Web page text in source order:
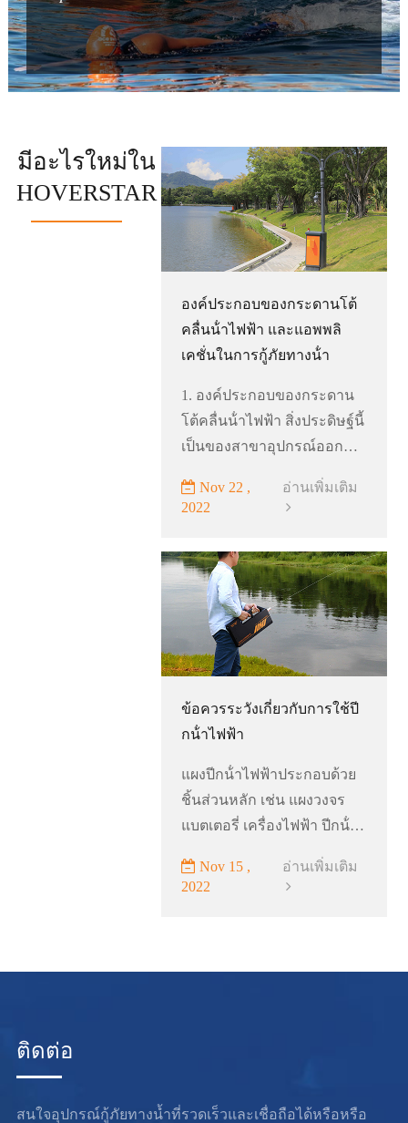
มีอะไรใหม่ใน
HOVERSTAR
องค์ประกอบของกระดานโต้
คลื่นน้ําไฟฟ้า และแอพพลิ
เคชั่นในการกู้ภัยทางน้ํา
1. องค์ประกอบของกระดาน
โต้คลื่นน้ําไฟฟ้า สิ่งประดิษฐ์นี้
เป็นของสาขาอุปกรณ์ออกกํา
กระดานโต้คลื่นที่ใช้พลังงาน
แบตเตอรี่ลิเธียมในตัว
Nov 22 ,
2022
อ่านเพิ่มเติม
ข้อควรระวังเกี่ยวกับการใช้ปี
กน้ําไฟฟ้า
แผงปีกน้ําไฟฟ้าประกอบด้วย
ชิ้นส่วนหลัก เช่น แผงวงจร
แบตเตอรี่ เครื่องไฟฟ้า ปีกน้ํา
เปรียบเทียบกับ
Nov 15 ,
2022
อ่านเพิ่มเติม
ติดต่อ
สนใจอุปกรณ์กู้ภัยทางน้ำที่รวดเร็วและเชื่อถือได้หรือหรือ